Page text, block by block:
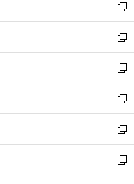
く
ド
ウ
で
開
く
ィ
ン
ド
ウ
で
開
く
い
ウ
ィ
ン
ド
ウ
で
開
く
新
し
い
ウ
ィ
ン
ド
ウ
で
開
く
新
し
い
ウ
ィ
ン
ド
ウ
で
開
新
し
い
ウ
ィ
ン
ド
ウ
新
し
い
ウ
ィ
ン
新
し
い
ウ
新
し